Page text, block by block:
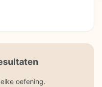
oefening.